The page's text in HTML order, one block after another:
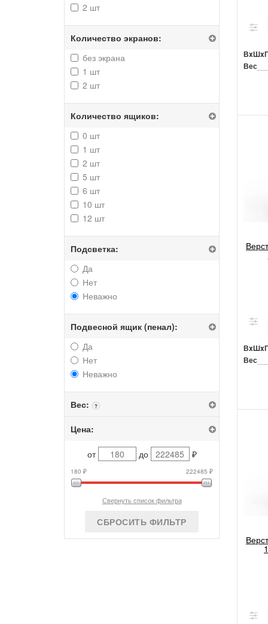
2 шт
Количество экранов:
без экрана
1 шт
2 шт
Количество ящиков:
0 шт
1 шт
2 шт
5 шт
6 шт
10 шт
12 шт
Подсветка:
Да
Нет
Неважно
Подвесной ящик (пенал):
Да
Нет
Неважно
Вес: ?
Цена:
от до ₽
180 ₽ 222485 ₽
Свернуть список фильтра
СБРОСИТЬ ФИЛЬТР
ВxШxГ
Вес
ВxШxГ
Вес